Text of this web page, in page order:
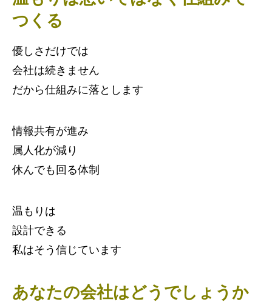
つくる
優しさだけでは
会社は続きません
だから仕組みに落とします
情報共有が進み
属人化が減り
休んでも回る体制
温もりは
設計できる
私はそう信じています
あなたの会社はどうでしょうか